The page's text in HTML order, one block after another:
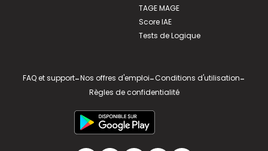
TAGE MAGE
Score IAE
Tests de Logique
FAQ et support-Nos offres d'emploi-Conditions d'utilisation-
Règles de confidentialité